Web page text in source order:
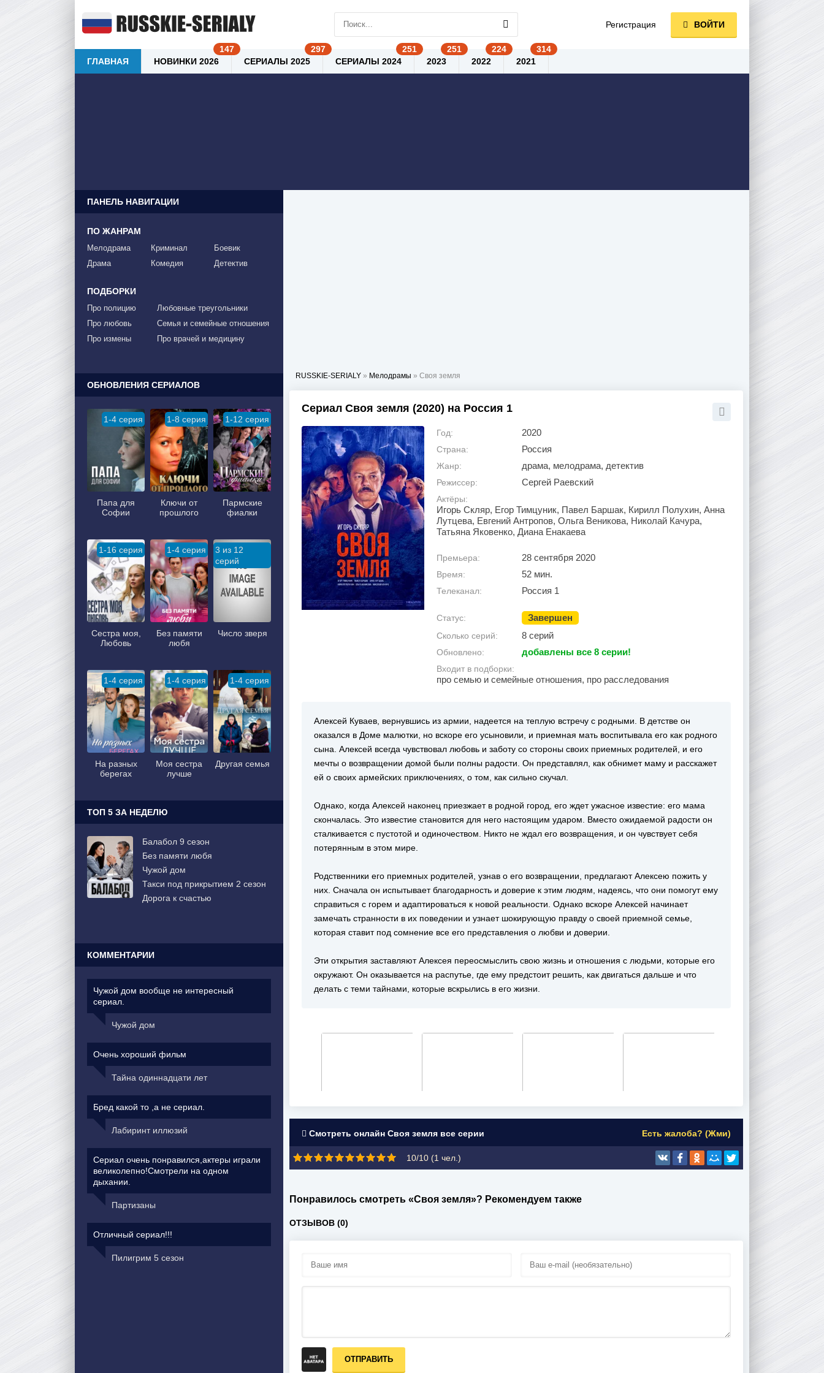
RUSSKIE-SERIALY » Мелодрамы » Своя земля
Сериал Своя земля (2020) на Россия 1
Год: 2020
Страна: Россия
Жанр: драма, мелодрама, детектив
Режиссер: Сергей Раевский
Актёры:
Игорь Скляр, Егор Тимцуник, Павел Баршак, Кирилл Полухин, Анна
Лутцева, Евгений Антропов, Ольга Веникова, Николай Качура,
Татьяна Яковенко, Диана Енакаева
Премьера: 28 сентября 2020
Время: 52 мин.
Телеканал: Россия 1
Статус: Завершен
Сколько серий: 8 серий
Обновлено: добавлены все 8 серии!
Входит в подборки:
про семью и семейные отношения, про расследования
Алексей Куваев, вернувшись из армии, надеется на теплую встречу с родными. В детстве он
оказался в Доме малютки, но вскоре его усыновили, и приемная мать воспитывала его как родного
сына. Алексей всегда чувствовал любовь и заботу со стороны своих приемных родителей, и его
мечты о возвращении домой были полны радости. Он представлял, как обнимет маму и расскажет
ей о своих армейских приключениях, о том, как сильно скучал.
Однако, когда Алексей наконец приезжает в родной город, его ждет ужасное известие: его мама
скончалась. Это известие становится для него настоящим ударом. Вместо ожидаемой радости он
сталкивается с пустотой и одиночеством. Никто не ждал его возвращения, и он чувствует себя
потерянным в этом мире.
Родственники его приемных родителей, узнав о его возвращении, предлагают Алексею пожить у
них. Сначала он испытывает благодарность и доверие к этим людям, надеясь, что они помогут ему
справиться с горем и адаптироваться к новой реальности. Однако вскоре Алексей начинает
замечать странности в их поведении и узнает шокирующую правду о своей приемной семье,
которая ставит под сомнение все его представления о любви и доверии.
Эти открытия заставляют Алексея переосмыслить свою жизнь и отношения с людьми, которые его
окружают. Он оказывается на распутье, где ему предстоит решить, как двигаться дальше и что
делать с теми тайнами, которые вскрылись в его жизни.
Смотреть онлайн Своя земля все серии Есть жалоба? (Жми)
10/10 (1 чел.)
Понравилось смотреть «Своя земля»? Рекомендуем также
ОТЗЫВОВ (0)
ОТПРАВИТЬ
ПАНЕЛЬ НАВИГАЦИИ
ПО ЖАНРАМ
Мелодрама
Драма
Криминал
Комедия
Боевик
Детектив
ПОДБОРКИ
Про полицию
Про любовь
Про измены
Любовные треугольники
Семья и семейные отношения
Про врачей и медицину
ОБНОВЛЕНИЯ СЕРИАЛОВ
1-4 серия
Папа для
Софии
1-8 серия
Ключи от
прошлого
1-12 серия
Пармские
фиалки
1-16 серия
Сестра моя,
Любовь
1-4 серия
Без памяти
любя
3 из 12
серий
Число зверя
1-4 серия
На разных
берегах
1-4 серия
Моя сестра
лучше
1-4 серия
Другая семья
ТОП 5 ЗА НЕДЕЛЮ
Балабол 9 сезон
Без памяти любя
Чужой дом
Такси под прикрытием 2 сезон
Дорога к счастью
КОММЕНТАРИИ
Чужой дом вообще не интересный
сериал.
Чужой дом
Очень хороший фильм
Тайна одиннадцати лет
Бред какой то ,а не сериал.
Лабиринт иллюзий
Сериал очень понравился,актеры играли
великолепно!Смотрели на одном
дыхании.
Партизаны
Отличный сериал!!!
Пилигрим 5 сезон
Регистрация ВОЙТИ
ГЛАВНАЯ НОВИНКИ 2026 СЕРИАЛЫ 2025 СЕРИАЛЫ 2024 2023 2022 2021